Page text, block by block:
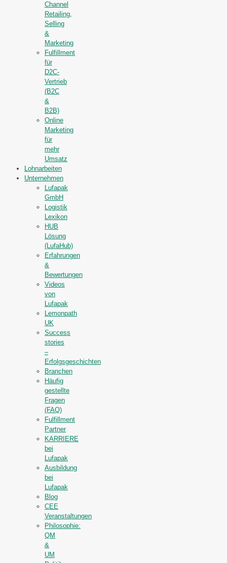
Channel
Retailing,
Selling
&
Marketing
Fulfillment
für
D2C-
Vertrieb
(B2C
&
B2B)
Online
Marketing
für
mehr
Umsatz
Lohnarbeiten
Unternehmen
Lufapak
GmbH
Logistik
Lexikon
HUB
Lösung
(LufaHub)
Erfahrungen
&
Bewertungen
Videos
von
Lufapak
Lemonpath
UK
Success
stories
–
Erfolgsgeschichten
Branchen
Häufig
gestellte
Fragen
(FAQ)
Fulfillment
Partner
KARRIERE
bei
Lufapak
Ausbildung
bei
Lufapak
Blog
CEE
Veranstaltungen
Philosophie:
QM
&
UM